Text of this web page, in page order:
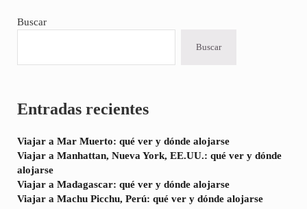
Sidebar
Buscar
Buscar
Entradas recientes
Viajar a Mar Muerto: qué ver y dónde alojarse
Viajar a Manhattan, Nueva York, EE.UU.: qué ver y dónde
alojarse
Viajar a Madagascar: qué ver y dónde alojarse
Viajar a Machu Picchu, Perú: qué ver y dónde alojarse